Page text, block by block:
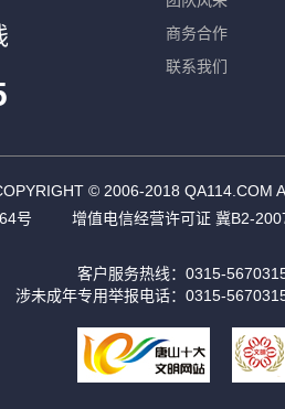
商务合作
联系我们
© 2006-2018 QA114.COM
号
增值电信经营许可证 冀B2-
客户服务热线：0315-
涉未成年专用举报电话：0315-